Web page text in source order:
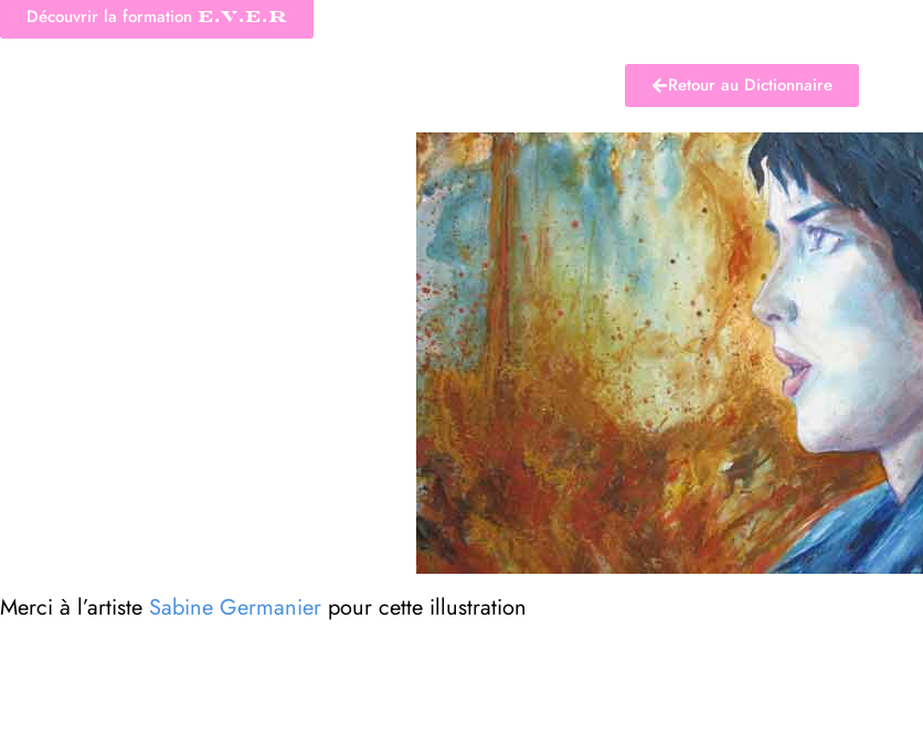
Découvrir la formation E.V.E.R
Retour au Dictionnaire
Merci à l’artiste Sabine Germanier pour cette illustration